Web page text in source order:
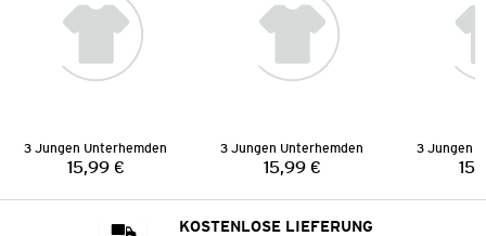
3 Jungen Unterhemden
Preis:
15,99 €
3 Jungen Unterhemden
Preis:
15,99 €
3 Jungen
KOSTENLOSE LIEFERUNG